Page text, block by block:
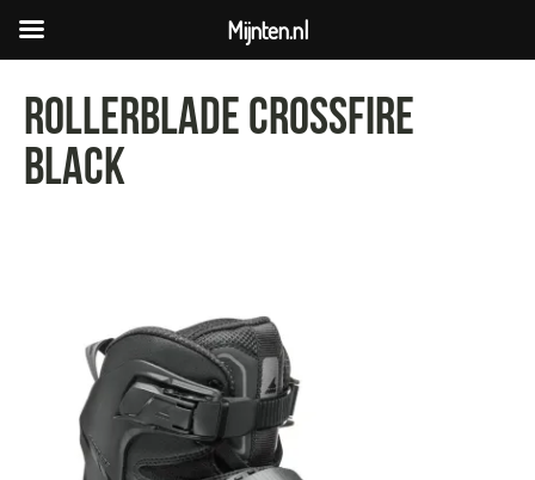
Rollerblade crossfire
black
Mijnten.nl